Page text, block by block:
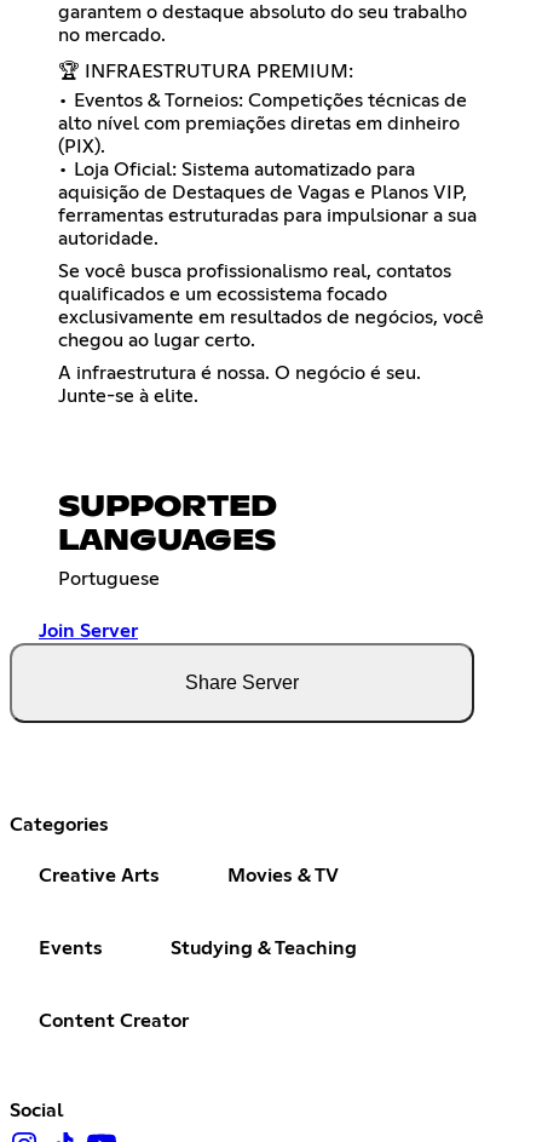
garantem o destaque absoluto do seu trabalho
no mercado.
🏆 INFRAESTRUTURA PREMIUM:
• Eventos & Torneios: Competições técnicas de
alto nível com premiações diretas em dinheiro
(PIX).
• Loja Oficial: Sistema automatizado para
aquisição de Destaques de Vagas e Planos VIP,
ferramentas estruturadas para impulsionar a sua
autoridade.
Se você busca profissionalismo real, contatos
qualificados e um ecossistema focado
exclusivamente em resultados de negócios, você
chegou ao lugar certo.
A infraestrutura é nossa. O negócio é seu.
Junte-se à elite.
SUPPORTED
LANGUAGES
Portuguese
Join Server
Share Server
Categories
Creative Arts Movies & TV
Events Studying & Teaching
Content Creator
Social